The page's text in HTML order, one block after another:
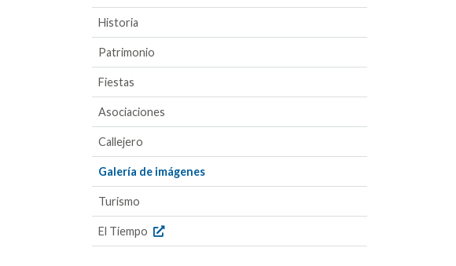
Historia
Patrimonio
Fiestas
Asociaciones
Callejero
Galería de imágenes
Turismo
El Tiempo